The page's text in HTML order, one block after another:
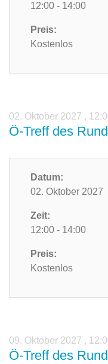
12:00 - 14:00
Preis:
Kostenlos
02. Oktober 2027 ,
Ö-Treff des
Datum:
02. Oktober 2027
Zeit:
12:00 - 14:00
Preis:
Kostenlos
09. Oktober 2027 ,
Ö-Treff des